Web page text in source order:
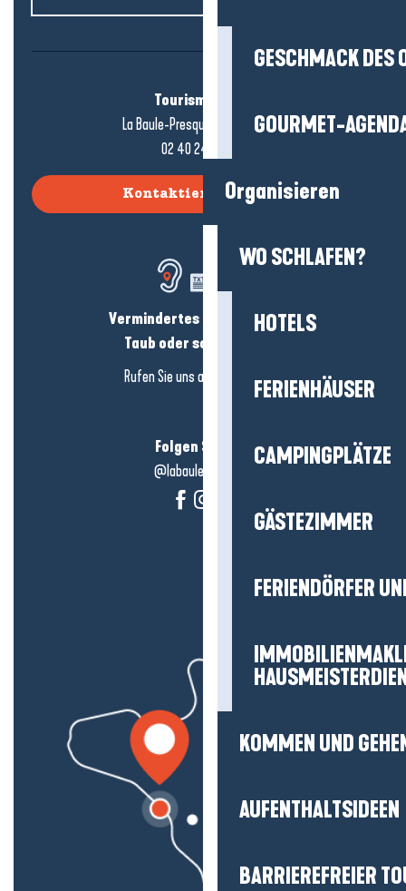
GESCHMACK DES
GOURMET-
Organisieren
WO SCHLAFEN?
HOTELS
FERIENHÄUSER
CAMPINGPLÄTZE
GÄSTEZIMMER
FERIENDÖRFER
KOMMEN UND
AUFENTHALTSIDEEN
BARRIEREFREIER
Tourismusbüro
La Baule-Presqu'île de Guérande
02 40 24 34 44
Kontaktieren Sie uns
Vermindertes Hörvermögen?
Taub oder schwerhörig?
Rufen Sie uns an in
hier klicken
Folgen Sie uns!
@labauleguérande